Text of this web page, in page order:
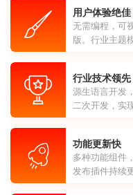
用户体验绝佳
无需编程，可
版。行业主题
行业技术领先
源生语言开发
二次开发，实
功能更新快
多种功能组件
发布插件持续